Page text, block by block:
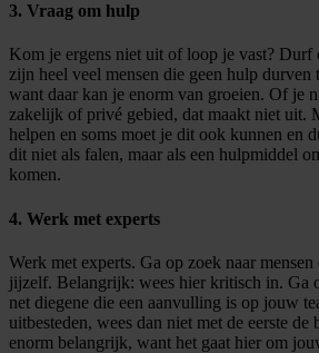
3. Vraag om hulp
Kom je ergens niet uit of loop je vast? Durf
zijn heel veel mensen die geen hulp durven
want daar kan je enorm van groeien. Of je
zakelijk of privé gebied, dat maakt niet uit.
helpen en soms moet je dit ook kunnen en
dit niet als falen, maar als een hulpmiddel
komen.
4. Werk met experts
Werk met experts. Ga op zoek naar
jijzelf. Belangrijk: wees hier kritisch in. Ga
net diegene die een aanvulling is op jouw
uitbesteden, wees dan niet met de eerste de
enorm belangrijk, want het gaat hier om